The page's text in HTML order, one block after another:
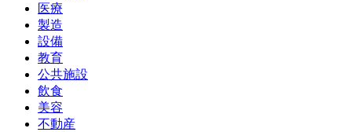
医療
製造
設備
教育
公共施設
飲食
美容
不動産